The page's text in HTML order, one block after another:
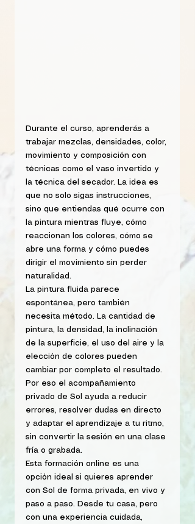
Durante el curso, aprenderás a
trabajar mezclas, densidades, color,
movimiento y composición con
técnicas como el vaso invertido y
la técnica del secador. La idea es
que no solo sigas instrucciones,
sino que entiendas qué ocurre con
la pintura mientras fluye, cómo
reaccionan los colores, cómo se
abre una forma y cómo puedes
dirigir el movimiento sin perder
naturalidad.
La pintura fluida parece
espontánea, pero también
necesita método. La cantidad de
pintura, la densidad, la inclinación
de la superficie, el uso del aire y la
elección de colores pueden
cambiar por completo el resultado.
Por eso el acompañamiento
privado de Sol ayuda a reducir
errores, resolver dudas en directo
y adaptar el aprendizaje a tu ritmo,
sin convertir la sesión en una clase
fría o grabada.
Esta formación online es una
opción ideal si quieres aprender
con Sol de forma privada, en vivo y
paso a paso. Desde tu casa, pero
con una experiencia cuidada,